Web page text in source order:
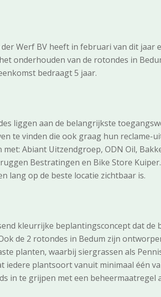
der Werf BV heeft in februari van dit
onderhouden van de rotondes in
bedraagt 5 jaar.
liggen aan de belangrijkste
te vinden die ook graag hun
Abiant Uitzendgroep, ODN Oil,
Bestratingen en Bike Store
lang op de beste locatie zichtbaar is.
kleurrijke beplantingsconcept dat
de 2 rotondes in Bedum zijn
planten, waarbij siergrassen als
iedere plantsoort vanuit minimaal één
in te grijpen met een